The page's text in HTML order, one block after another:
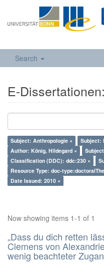
Search
E-
Subject: Anthropologie × Subject:
Author: König, Hildegard ×
Classification (DDC): ddc:230 ×
Resource Type: doc-
Date Issued: 2010 ×
Now showing items 1-1 of 1
„Dass du dich retten
Clemens von
wenig beachteter